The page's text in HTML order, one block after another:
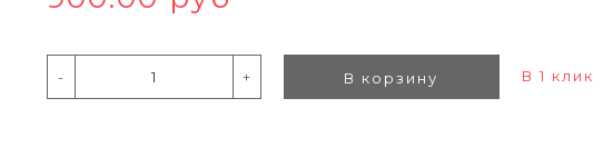
- + В корзину В 1 клик